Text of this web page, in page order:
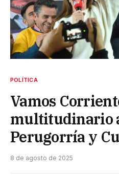
POLÍTICA
Vamos
multitudinario
Perugorría y
8 de agosto de 2025